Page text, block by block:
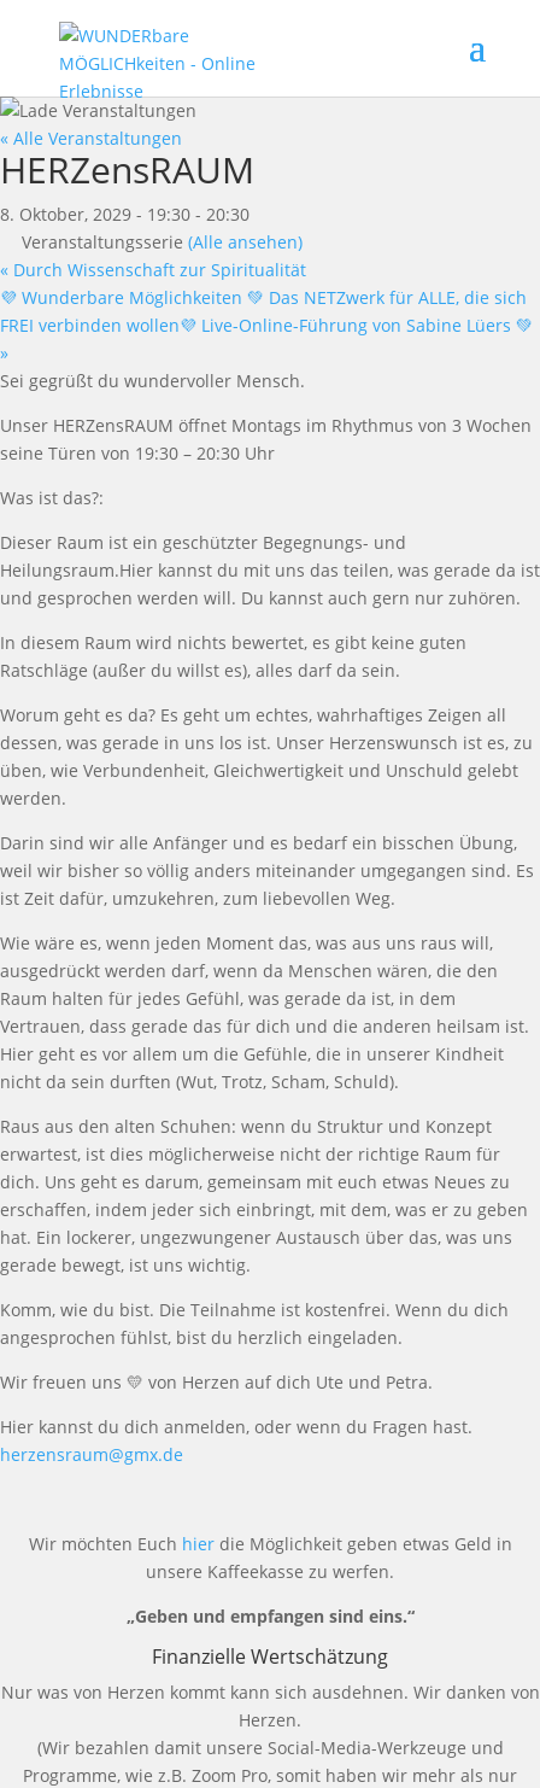
« Alle Veranstaltungen
HERZensRAUM
8. Oktober, 2029 - 19:30 - 20:30
Veranstaltungsserie (Alle ansehen)
« Durch Wissenschaft zur Spiritualität
💜 Wunderbare Möglichkeiten 💚 Das NETZwerk für ALLE, die sich
FREI verbinden wollen💜 Live-Online-Führung von Sabine Lüers 💚
»
Sei gegrüßt du wundervoller Mensch.
Unser HERZensRAUM öffnet Montags im Rhythmus von 3 Wochen
seine Türen von 19:30 – 20:30 Uhr
Was ist das?:
Dieser Raum ist ein geschützter Begegnungs- und
Heilungsraum.Hier kannst du mit uns das teilen, was gerade da ist
und gesprochen werden will. Du kannst auch gern nur zuhören.
In diesem Raum wird nichts bewertet, es gibt keine guten
Ratschläge (außer du willst es), alles darf da sein.
Worum geht es da? Es geht um echtes, wahrhaftiges Zeigen all
dessen, was gerade in uns los ist. Unser Herzenswunsch ist es, zu
üben, wie Verbundenheit, Gleichwertigkeit und Unschuld gelebt
werden.
Darin sind wir alle Anfänger und es bedarf ein bisschen Übung,
weil wir bisher so völlig anders miteinander umgegangen sind. Es
ist Zeit dafür, umzukehren, zum liebevollen Weg.
Wie wäre es, wenn jeden Moment das, was aus uns raus will,
ausgedrückt werden darf, wenn da Menschen wären, die den
Raum halten für jedes Gefühl, was gerade da ist, in dem
Vertrauen, dass gerade das für dich und die anderen heilsam ist.
Hier geht es vor allem um die Gefühle, die in unserer Kindheit
nicht da sein durften (Wut, Trotz, Scham, Schuld).
Raus aus den alten Schuhen: wenn du Struktur und Konzept
erwartest, ist dies möglicherweise nicht der richtige Raum für
dich. Uns geht es darum, gemeinsam mit euch etwas Neues zu
erschaffen, indem jeder sich einbringt, mit dem, was er zu geben
hat. Ein lockerer, ungezwungener Austausch über das, was uns
gerade bewegt, ist uns wichtig.
Komm, wie du bist. Die Teilnahme ist kostenfrei. Wenn du dich
angesprochen fühlst, bist du herzlich eingeladen.
Wir freuen uns 💛 von Herzen auf dich Ute und Petra.
Hier kannst du dich anmelden, oder wenn du Fragen hast.
herzensraum@gmx.de
Wir möchten Euch hierdie Möglichkeit geben etwas Geld in
unsere Kaffeekasse zu werfen.
„Geben und empfangen sind eins.“
Finanzielle Wertschätzung
Nur was von Herzen kommt kann sich ausdehnen. Wir danken von
Herzen.
(Wir bezahlen damit unsere Social-Media-Werkzeuge und
Programme, wie z.B. Zoom Pro, somit haben wir mehr als nur